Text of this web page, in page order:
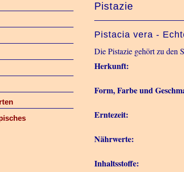
Pistazie
Pistacia vera -
Die Pistazie gehört zu den
Herkunft:
Form, Farbe und
Erntezeit:
Nährwerte:
Inhaltsstoffe: